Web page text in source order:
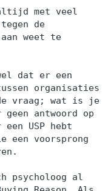
met veel
de
weet te
dat er een
organisaties
vraag; wat is je
antwoord op
USP hebt
een voorsprong
psycholoog al